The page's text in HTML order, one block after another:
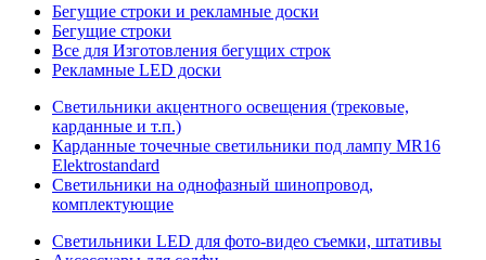
Бегущие строки и рекламные доски
Бегущие строки
Все для Изготовления бегущих строк
Рекламные LED доски
Светильники акцентного освещения (трековые,
карданные и т.п.)
Карданные точечные светильники под лампу MR16
Elektrostandard
Светильники на однофазный шинопровод,
комплектующие
Светильники LED для фото-видео съемки, штативы